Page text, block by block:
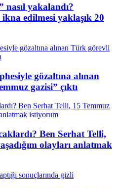
nasıl yakalandı?
edilmesi yaklaşık 20
gözaltına alınan
gazisi” çıktı
Ben Serhat Telli,
olayları anlatmak